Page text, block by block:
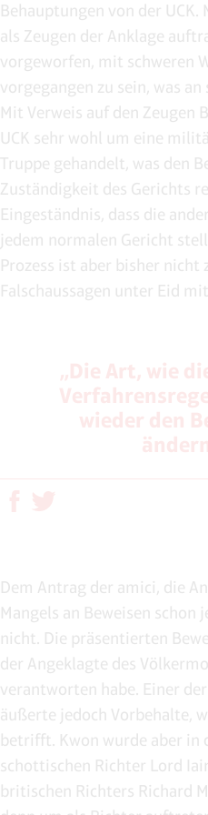
Behauptungen von der
als Zeugen der Anklage
vorgeworfen, mit schweren
vorgegangen zu sein, was
Mit Verweis auf den Zeugen
UCK sehr wohl um eine
Truppe gehandelt, was den
Zuständigkeit des Gerichts
Eingeständnis, dass die
jedem normalen Gericht
Prozess ist aber bisher nicht
Falschaussagen unter Eid
Dem Antrag der amici, die
Mangels an Beweisen
nicht. Die präsentierten
der Angeklagte des
verantworten habe. Einer
äußerte jedoch Vorbehalte,
betrifft. Kwon wurde aber in
schottischen Richter Lord
britischen Richters Richard